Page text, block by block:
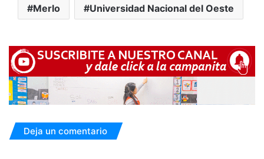
Merlo Universidad Nacional del Oeste
Deja un comentario